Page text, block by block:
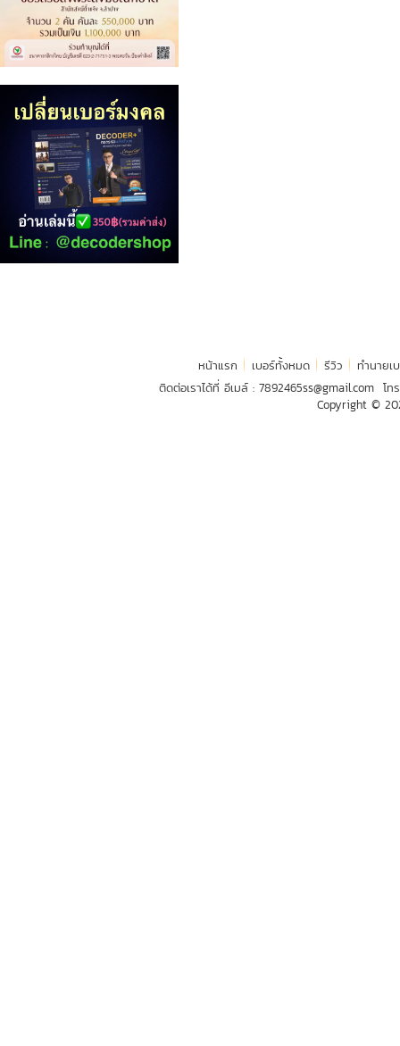
หน้าแรก เบอร์ทั้งหมด รีวิว
ทำนายเ
ติดต่อเราได้ที่ อีเมล์ : 7892465ss@gmail.com โท
Copyright ©